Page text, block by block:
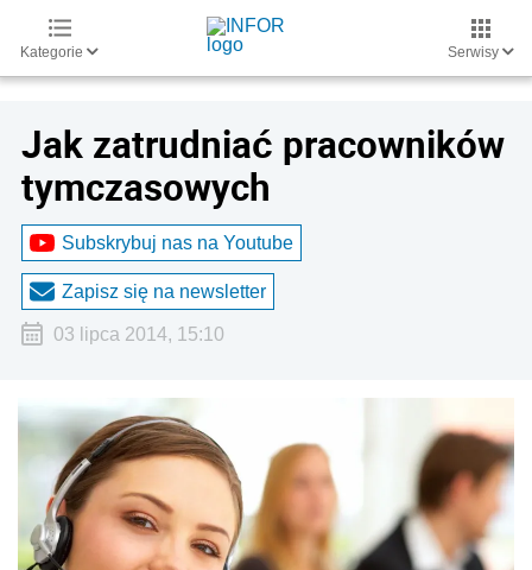
Kategorie Serwisy
Jak zatrudniać pracowników
tymczasowych
Subskrybuj nas na Youtube
Zapisz się na newsletter
03 lipca 2014, 15:10